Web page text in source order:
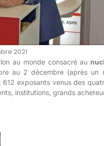
2021
au monde consacré au
au 2 décembre (après
exposants venus des
institutions, grands